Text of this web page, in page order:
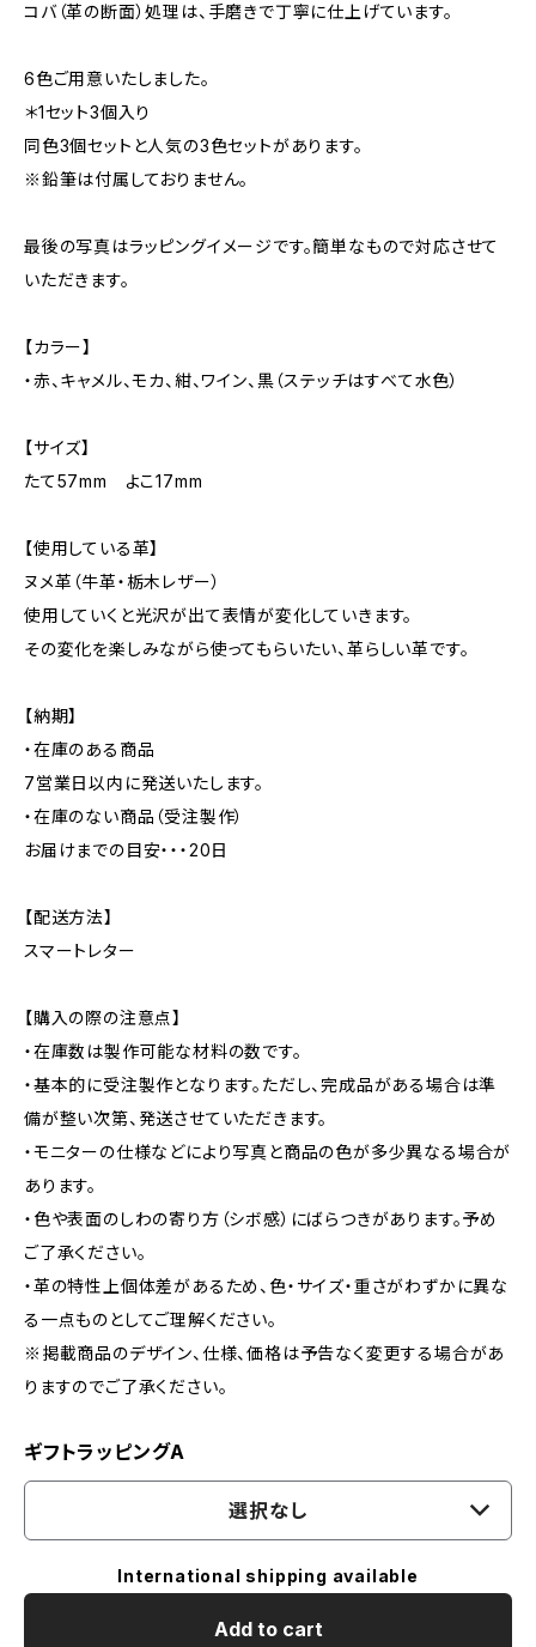
コバ（革の断面）処理は、手磨きで丁寧に仕上げています。
6色ご用意いたしました。
＊1セット3個入り
同色3個セットと人気の3色セットがあります。
※鉛筆は付属しておりません。
最後の写真はラッピングイメージです。簡単なもので対応させて
いただきます。
【カラー】
・赤、キャメル、モカ、紺、ワイン、黒（ステッチはすべて水色）
【サイズ】
たて57mm よこ17mm
【使用している革】
ヌメ革（牛革・栃木レザー）
使用していくと光沢が出て表情が変化していきます。
その変化を楽しみながら使ってもらいたい、革らしい革です。
【納期】
・在庫のある商品
7営業日以内に発送いたします。
・在庫のない商品（受注製作）
お届けまでの目安・・・20日
【配送方法】
スマートレター
【購入の際の注意点】
・在庫数は製作可能な材料の数です。
・基本的に受注製作となります。ただし、完成品がある場合は準
備が整い次第、発送させていただきます。
・モニターの仕様などにより写真と商品の色が多少異なる場合が
あります。
・色や表面のしわの寄り方（シボ感）にばらつきがあります。予め
ご了承ください。
・革の特性上個体差があるため、色・サイズ・重さがわずかに異な
る一点ものとしてご理解ください。
※掲載商品のデザイン、仕様、価格は予告なく変更する場合があ
りますのでご了承ください。
ギフトラッピングA
選択なし
International shipping available
Add to cart